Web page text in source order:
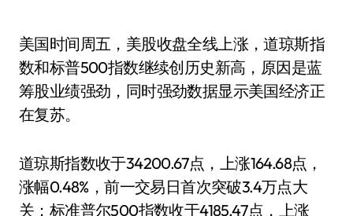
美国时间周五，美股收盘全线上涨，道琼斯指
数和标普500指数继续创历史新高，原因是蓝
筹股业绩强劲，同时强劲数据显示美国经济正
在复苏。
道琼斯指数收于34200.67点，上涨164.68点，
涨幅0.48%，前一交易日首次突破3.4万点大
关；标准普尔500指数收于4185.47点，上涨